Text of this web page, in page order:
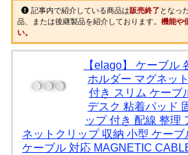
記事内で紹介している商品は販売終了 となっ
品、または後継製品を紹介しております。 機能や
い。
【elago】 ケーブル
ホルダー マグネッ
付き スリム ケーブ
デスク 粘着パッド
ップ 付き 配線 整理
ネットクリップ 収納 小型 ケー
ケーブル 対応 MAGNETIC